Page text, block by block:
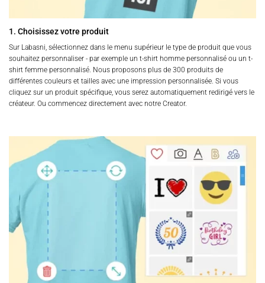
1. Choisissez votre produit
Sur Labasni, sélectionnez dans le menu supérieur le type de produit que vous
souhaitez personnaliser - par exemple un t-shirt homme personnalisé ou un t-
shirt femme personnalisé. Nous proposons plus de 300 produits de
différentes couleurs et tailles avec une impression personnalisée. Si vous
cliquez sur un produit spécifique, vous serez automatiquement redirigé vers le
créateur. Ou commencez directement avec notre Creator.